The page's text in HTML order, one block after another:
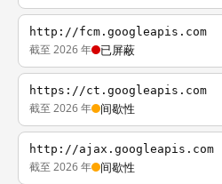
http://fcm.googleapis.com
截至 2026 年 已屏蔽
https://ct.googleapis.com
截至 2026 年 间歇性
http://ajax.googleapis.com
截至 2026 年 间歇性